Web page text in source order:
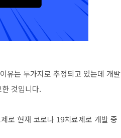
유는 두가지로 추정되고 있는데 개발
것입니다.
로 현재 코로나 19치료제로 개발 중